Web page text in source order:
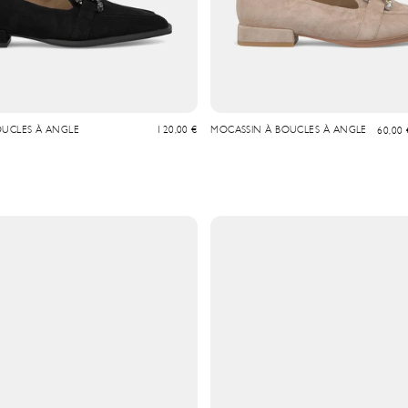
À ANGLE Prix de vente
120,00 € MOCASSIN À BOUCLES À ANGLE Prix
60,00